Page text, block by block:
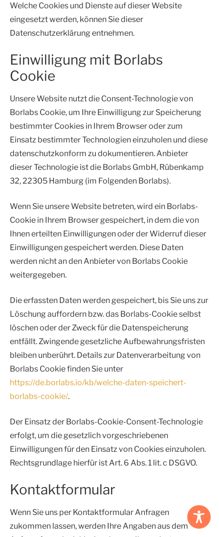
Welche Cookies und Dienste auf dieser Website
eingesetzt werden, können Sie dieser
Datenschutzerklärung entnehmen.
Einwilligung mit Borlabs
Cookie
Unsere Website nutzt die Consent-Technologie von
Borlabs Cookie, um Ihre Einwilligung zur Speicherung
bestimmter Cookies in Ihrem Browser oder zum
Einsatz bestimmter Technologien einzuholen und diese
datenschutzkonform zu dokumentieren. Anbieter
dieser Technologie ist die Borlabs GmbH, Rübenkamp
32, 22305 Hamburg (im Folgenden Borlabs).
Wenn Sie unsere Website betreten, wird ein Borlabs-
Cookie in Ihrem Browser gespeichert, in dem die von
Ihnen erteilten Einwilligungen oder der Widerruf dieser
Einwilligungen gespeichert werden. Diese Daten
werden nicht an den Anbieter von Borlabs Cookie
weitergegeben.
Die erfassten Daten werden gespeichert, bis Sie uns zur
Löschung auffordern bzw. das Borlabs-Cookie selbst
löschen oder der Zweck für die Datenspeicherung
entfällt. Zwingende gesetzliche Aufbewahrungsfristen
bleiben unberührt. Details zur Datenverarbeitung von
Borlabs Cookie finden Sie unter
https://de.borlabs.io/kb/welche-daten-speichert-
borlabs-cookie/.
Der Einsatz der Borlabs-Cookie-Consent-Technologie
erfolgt, um die gesetzlich vorgeschriebenen
Einwilligungen für den Einsatz von Cookies einzuholen.
Rechtsgrundlage hierfür ist Art. 6 Abs. 1 lit. c DSGVO.
Kontaktformular
Wenn Sie uns per Kontaktformular Anfragen
zukommen lassen, werden Ihre Angaben aus dem